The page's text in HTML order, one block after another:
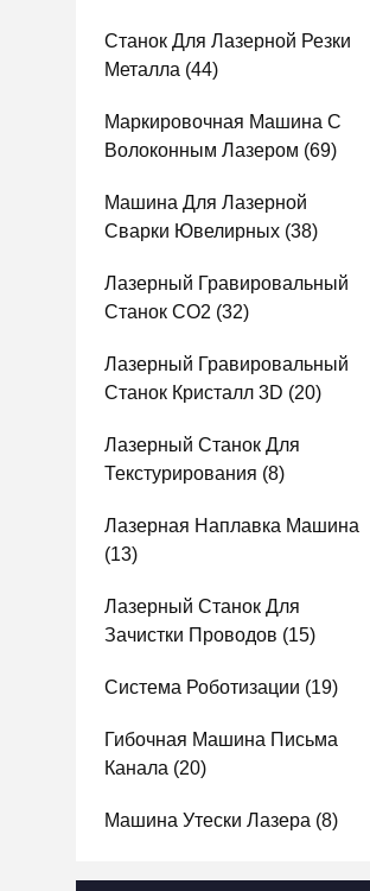
Станок Для Лазерной Резки
Металла (44)
Маркировочная Машина С
Волоконным Лазером (69)
Машина Для Лазерной
Сварки Ювелирных (38)
Лазерный Гравировальный
Станок СО2 (32)
Лазерный Гравировальный
Станок Кристалл 3D (20)
Лазерный Станок Для
Текстурирования (8)
Лазерная Наплавка Машина
(13)
Лазерный Станок Для
Зачистки Проводов (15)
Система Роботизации (19)
Гибочная Машина Письма
Канала (20)
Машина Утески Лазера (8)